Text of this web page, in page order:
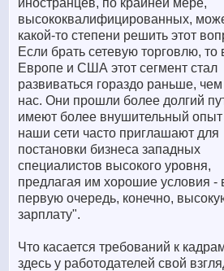
иностранцев, по крайней мере,
высококвалифицированных,
какой-то степени решить этот
Если брать сетевую торговлю, то
Европе и США этот сегмент стал
развиваться гораздо раньше, чем
нас. Они прошли более долгий
имеют более внушительный
наши сети часто приглашают для
постановки бизнеса западных
специалистов высокого уровня,
предлагая им хорошие условия -
первую очередь, конечно,
зарплату".
Что касается требований к
здесь у работодателей свой